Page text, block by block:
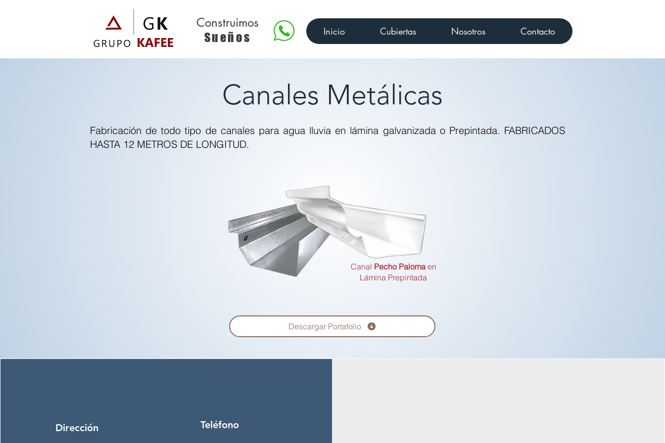
Construimos
Sueños Inicio Cubiertas Nosotros Contacto
Canales Metálicas
Fabricación de todo tipo de canales para agua lluvia en lámina galvanizada o Prepintada. FABRICADOS
HASTA 12 METROS DE LONGITUD.
Canal Pecho Palomaen
Lámina Prepintada
Descargar Portafolio
Dirección Teléfono